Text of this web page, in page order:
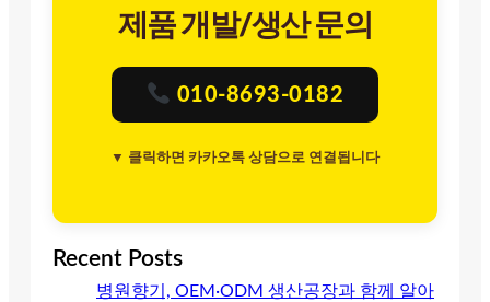
제품 개발/생산 문의
010-8693-0182
▼ 클릭하면 카카오톡 상담으로 연결됩니다
Recent Posts
병원향기, OEM·ODM 생산공장과 함께 알아